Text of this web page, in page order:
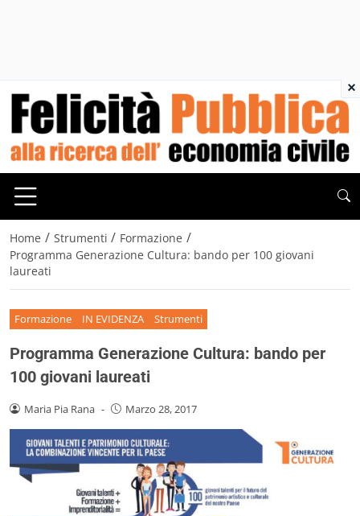
Home / Strumenti / Formazione /
Programma Generazione Cultura: bando per 100 giovani
laureati
Formazione IN EVIDENZA Strumenti
Programma Generazione Cultura: bando per
100 giovani laureati
Maria Pia Rana - Marzo 28, 2017
×